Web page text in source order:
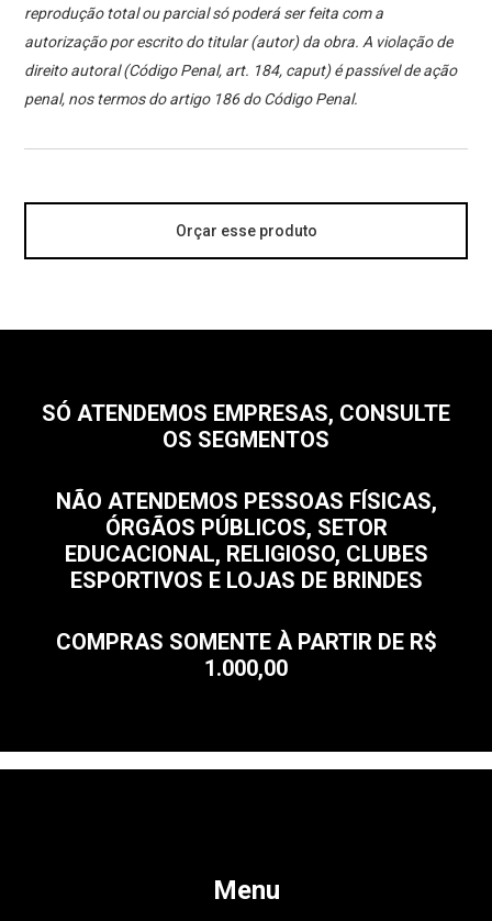
reprodução total ou parcial só poderá ser feita com a
autorização por escrito do titular (autor) da obra. A violação de
direito autoral (Código Penal, art. 184, caput) é passível de ação
penal, nos termos do artigo 186 do Código Penal.
Orçar esse produto
SÓ ATENDEMOS EMPRESAS, CONSULTE
OS SEGMENTOS
NÃO ATENDEMOS PESSOAS FÍSICAS,
ÓRGÃOS PÚBLICOS, SETOR
EDUCACIONAL, RELIGIOSO, CLUBES
ESPORTIVOS E LOJAS DE BRINDES
COMPRAS SOMENTE À PARTIR DE R$
1.000,00
Menu